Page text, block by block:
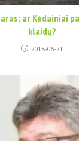
ar Kėdainiai
klaidų?
2018-06-21